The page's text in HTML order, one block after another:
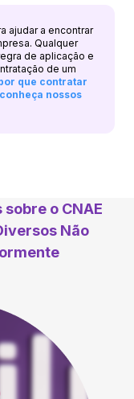
ajudar a encontrar
Qualquer
de aplicação e
de um
que contratar
conheça nossos
o CNAE
Não